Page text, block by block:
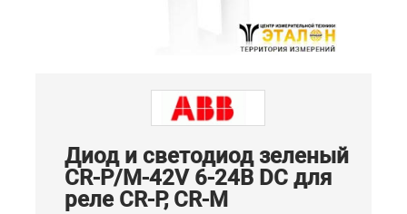
Диод и светодиод зеленый
CR-P/M-42V 6-24B DC для
реле CR-P, CR-M